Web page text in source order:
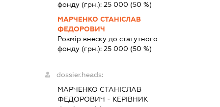
фонду (грн.): 25 000 (50 %)
МАРЧЕНКО СТАНІСЛАВ
ФЕДОРОВИЧ
Розмір внеску до статутного
фонду (грн.): 25 000 (50 %)
dossier.heads:
МАРЧЕНКО СТАНІСЛАВ
ФЕДОРОВИЧ - КЕРІВНИК